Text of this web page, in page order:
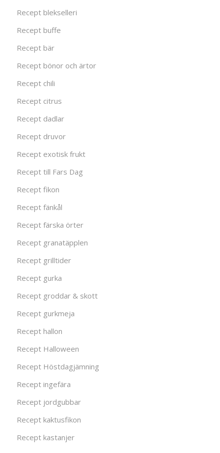
Recept blekselleri
Recept buffe
Recept bär
Recept bönor och ärtor
Recept chili
Recept citrus
Recept dadlar
Recept druvor
Recept exotisk frukt
Recept till Fars Dag
Recept fikon
Recept fänkål
Recept färska örter
Recept granatäpplen
Recept grilltider
Recept gurka
Recept groddar & skott
Recept gurkmeja
Recept hallon
Recept Halloween
Recept Höstdagjämning
Recept ingefära
Recept jordgubbar
Recept kaktusfikon
Recept kastanjer